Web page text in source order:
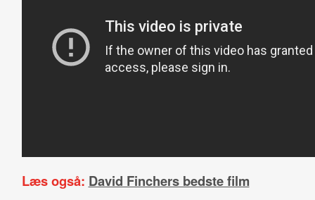
Læs også: David Finchers bedste film